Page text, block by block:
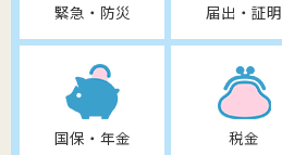
緊急・防災 届出・証明
国保・年金 税金